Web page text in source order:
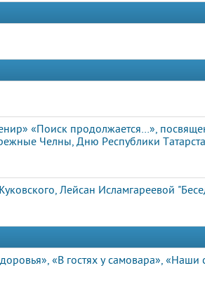
«Поиск продолжается…»,
Челны, Дню Республики
Лейсан Исламгареевой
«В гостях у самовара», «Наши